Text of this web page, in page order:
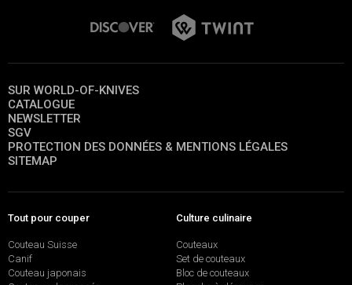
SUR WORLD-OF-KNIVES
CATALOGUE
NEWSLETTER
SGV
PROTECTION DES DONNÉES & MENTIONS LÉGALES
SITEMAP
Tout pour couper
Couteau Suisse
Canif
Couteau japonais
Culture culinaire
Couteaux
Set de couteaux
Bloc de couteaux